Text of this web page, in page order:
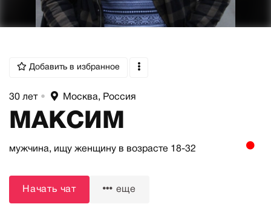
Добавить в избранное
30 лет • Москва, Россия
МАКСИМ
мужчина, ищу женщину в возрасте 18-32
Начать чат еще